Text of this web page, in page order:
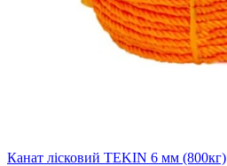
Канат лісковий TEKIN 6 мм (800кг)